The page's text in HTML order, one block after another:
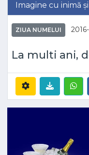
Imagine cu inimă
ZIUA NUMELUI
La multi ani,